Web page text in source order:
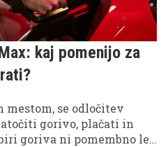
kaj pomenijo za
se odločitev
gorivo, plačati in
goriva ni pomembno le,